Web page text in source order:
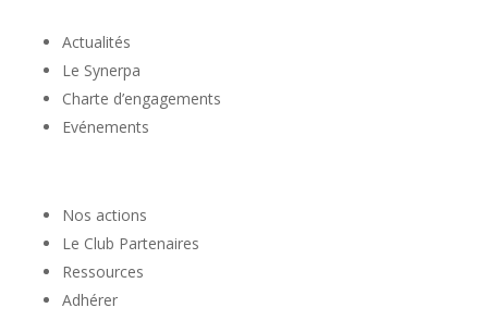
Actualités
Le Synerpa
Charte d’engagements
Evénements
Nos actions
Le Club Partenaires
Ressources
Adhérer